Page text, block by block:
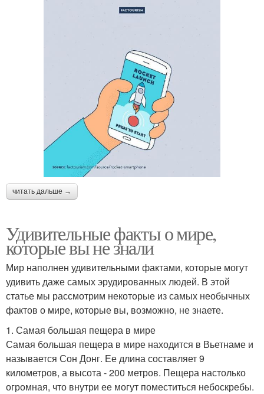
читать дальше →
Удивительные факты о мире,
которые вы не знали
Мир наполнен удивительными фактами, которые могут
удивить даже самых эрудированных людей. В этой
статье мы рассмотрим некоторые из самых необычных
фактов о мире, которые вы, возможно, не знаете.
1. Самая большая пещера в мире
Самая большая пещера в мире находится в Вьетнаме и
называется Сон Донг. Ее длина составляет 9
километров, а высота - 200 метров. Пещера настолько
огромная, что внутри ее могут поместиться небоскребы.